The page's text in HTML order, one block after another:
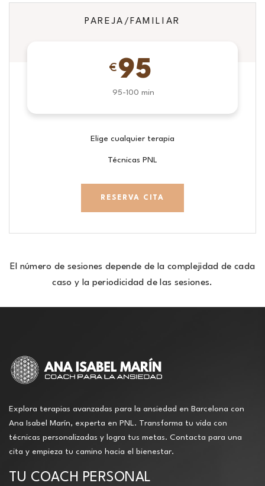
PAREJA/FAMILIAR
€ 95
95-100 min
Elige cualquier terapia
Técnicas PNL
RESERVA CITA
El número de sesiones depende de la complejidad de cada
caso y la periodicidad de las sesiones.
Explora terapias avanzadas para la ansiedad en Barcelona con
Ana Isabel Marín, experta en PNL. Transforma tu vida con
técnicas personalizadas y logra tus metas. Contacta para una
cita y empieza tu camino hacia el bienestar.
TU COACH PERSONAL